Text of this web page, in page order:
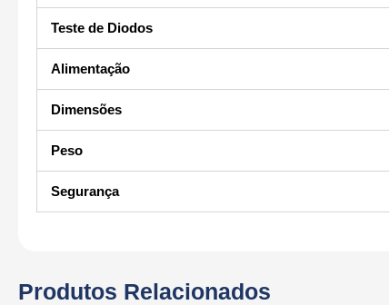
Teste de Diodos
Alimentação
Dimensões
Peso
Segurança
Produtos Relacionados